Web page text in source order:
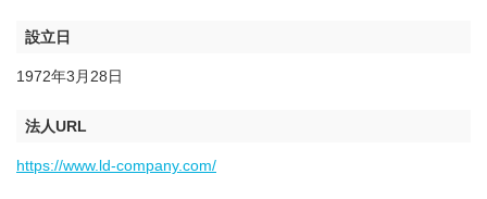
設立日
1972年3月28日
法人URL
https://www.ld-company.com/